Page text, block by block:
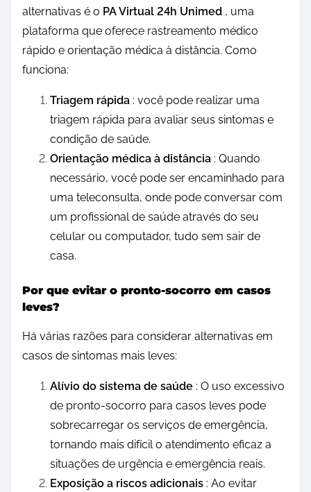
alternativas é o PA Virtual 24h Unimed , uma
plataforma que oferece rastreamento médico
rápido e orientação médica à distância. Como
funciona:
Triagem rápida : você pode realizar uma
triagem rápida para avaliar seus sintomas e
condição de saúde.
Orientação médica à distância : Quando
necessário, você pode ser encaminhado para
uma teleconsulta, onde pode conversar com
um profissional de saúde através do seu
celular ou computador, tudo sem sair de
casa.
Por que evitar o pronto-socorro em casos
leves?
Há várias razões para considerar alternativas em
casos de sintomas mais leves:
Alívio do sistema de saúde : O uso excessivo
de pronto-socorro para casos leves pode
sobrecarregar os serviços de emergência,
tornando mais difícil o atendimento eficaz a
situações de urgência e emergência reais.
Exposição a riscos adicionais : Ao evitar